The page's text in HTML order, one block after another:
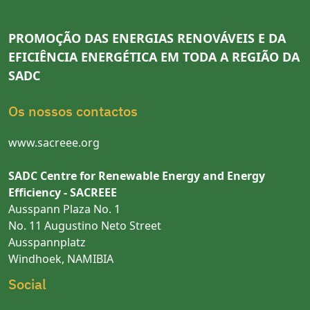
PROMOÇÃO DAS ENERGIAS RENOVÁVEIS E DA
EFICIÊNCIA ENERGÉTICA EM TODA A REGIÃO DA
SADC
Os nossos contactos
www.sacreee.org
SADC Centre for Renewable Energy and Energy
Efficiency - SACREEE
Ausspann Plaza No. 1
No. 11 Augustino Neto Street
Ausspannplatz
Windhoek, NAMIBIA
Social